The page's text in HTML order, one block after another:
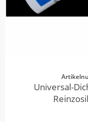
Universal-